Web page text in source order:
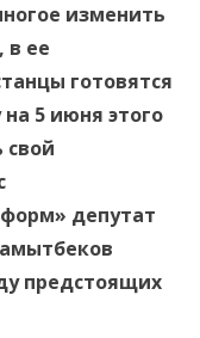
изменить
в ее
готовятся
5 июня этого
свой
депутат
предстоящих